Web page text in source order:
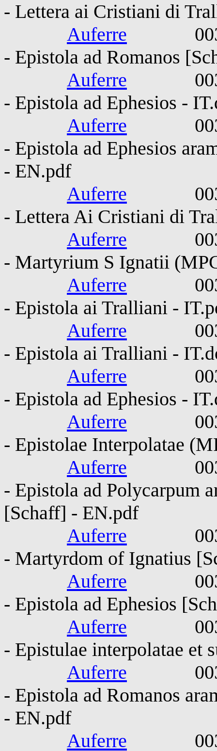
- Lettera ai Cristiani di
Auferre 0030-
- Epistola ad Romanos
Auferre 0030-
- Epistola ad Ephesios -
Auferre 0030-
- Epistola ad Ephesios
- EN.pdf
Auferre 0030-
- Lettera Ai Cristiani di
Auferre 0030-
- Martyrium S Ignatii
Auferre 0030-
- Epistola ai Tralliani -
Auferre 0030-
- Epistola ai Tralliani -
Auferre 0030-
- Epistola ad Ephesios -
Auferre 0030-
- Epistolae Interpolatae
Auferre 0030-
- Epistola ad Polycarpum
[Schaff] - EN.pdf
Auferre 0030-
- Martyrdom of Ignatius
Auferre 0030-
- Epistola ad Ephesios
Auferre 0030-
- Epistulae interpolatae et
Auferre 0030-
- Epistola ad Romanos
- EN.pdf
Auferre 0030-